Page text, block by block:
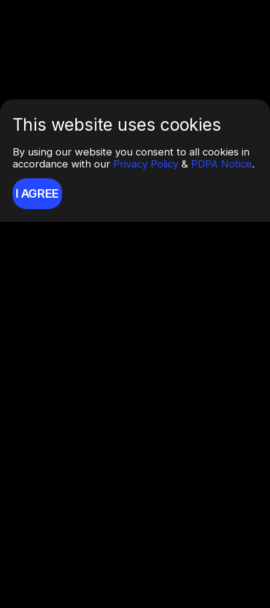
This website uses cookies
By using our website you consent to all cookies in
accordance with our Privacy Policy & PDPA Notice.
I AGREE